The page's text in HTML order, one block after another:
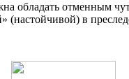
обладать отменным
(настойчивой) в